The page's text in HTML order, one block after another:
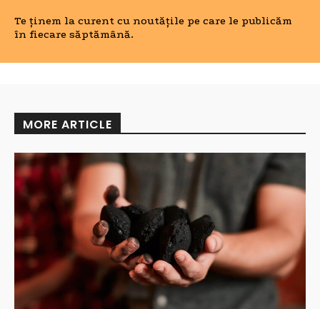
Te ținem la curent cu noutățile pe care le publicăm
în fiecare săptămână.
MORE ARTICLE